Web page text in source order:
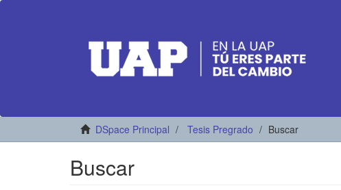
DSpace Principal Tesis Pregrado Buscar
Buscar